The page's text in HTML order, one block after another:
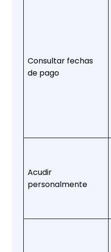
Consultar fechas
de pago
Acudir
personalmente